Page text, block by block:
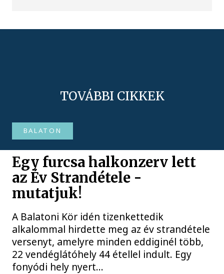
TOVÁBBI CIKKEK
BALATON
Egy furcsa halkonzerv lett
az Év Strandétele -
mutatjuk!
A Balatoni Kör idén tizenkettedik
alkalommal hirdette meg az év strandétele
versenyt, amelyre minden eddiginél több,
22 vendéglátóhely 44 étellel indult. Egy
fonyódi hely nyert...